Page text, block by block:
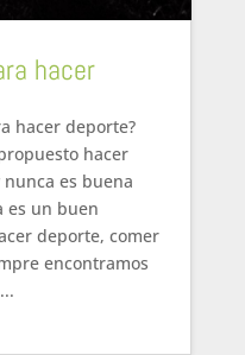
hacer
hacer deporte?
hacer
es buena
es un buen
deporte, comer
encontramos